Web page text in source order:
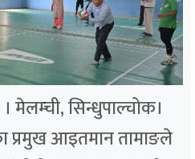
मेलम्ची, सिन्धुपाल्चोक।
प्रमुख आइतमान तामाङले